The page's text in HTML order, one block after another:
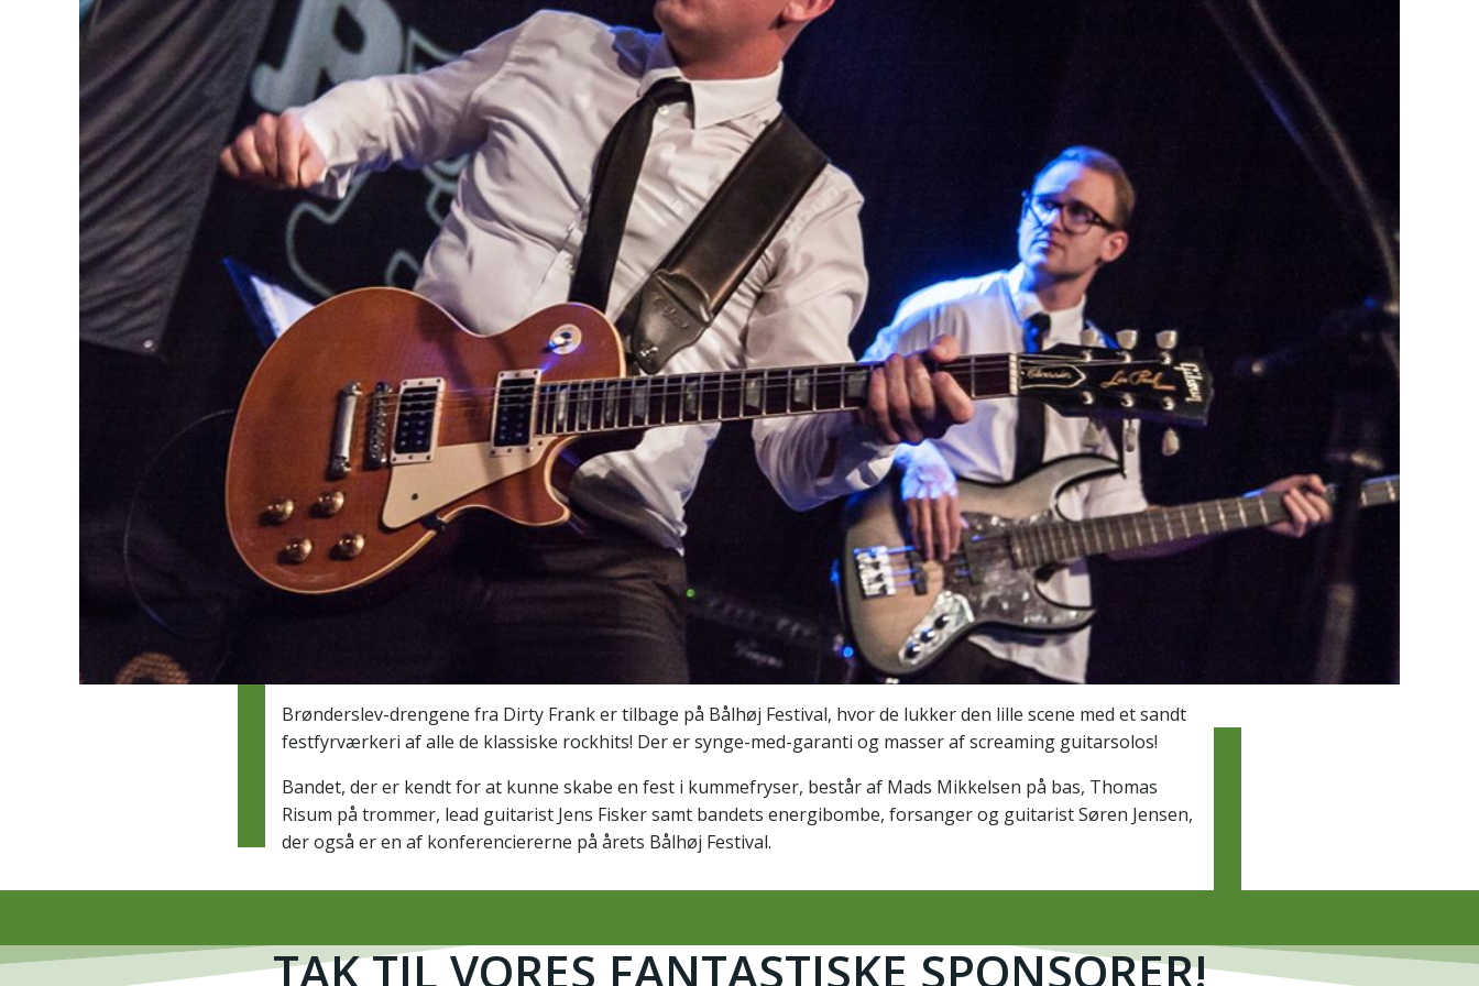
Brønderslev-drengene fra Dirty Frank er tilbage på Bålhøj Festival, hvor de lukker den lille scene med et sandt
festfyrværkeri af alle de klassiske rockhits! Der er synge-med-garanti og masser af screaming guitarsolos!
Bandet, der er kendt for at kunne skabe en fest i kummefryser, består af Mads Mikkelsen på bas, Thomas
Risum på trommer, lead guitarist Jens Fisker samt bandets energibombe, forsanger og guitarist Søren Jensen,
der også er en af konferenciererne på årets Bålhøj Festival.
TAK TIL VORES FANTASTISKE SPONSORER!